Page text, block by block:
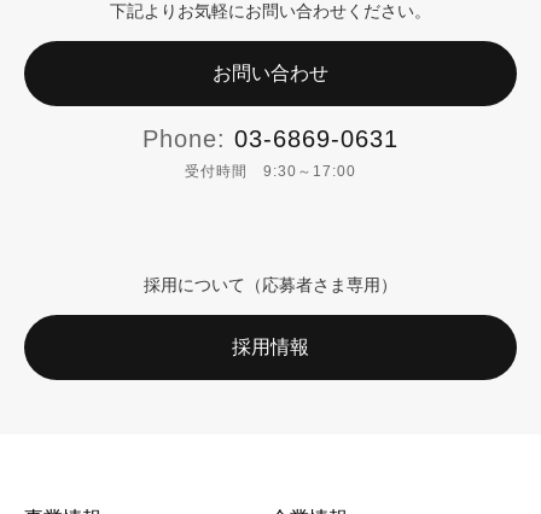
下記よりお気軽にお問い合わせください。
お問い合わせ
Phone: 03-6869-0631
受付時間 9:30～17:00
採用について（応募者さま専用）
採用情報